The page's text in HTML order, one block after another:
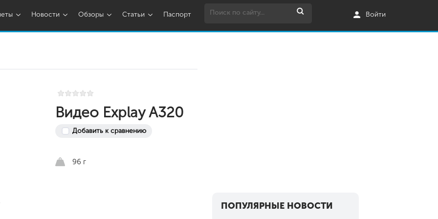
Новости Обзоры Статьи Паспорт Войти
Видео Explay A320
Добавить к сравнению
96 г
ПОПУЛЯРНЫЕ НОВОСТИ